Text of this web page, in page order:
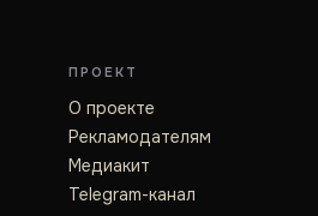
ПРОЕКТ
О проекте
Рекламодателям
Медиакит
Telegram-канал